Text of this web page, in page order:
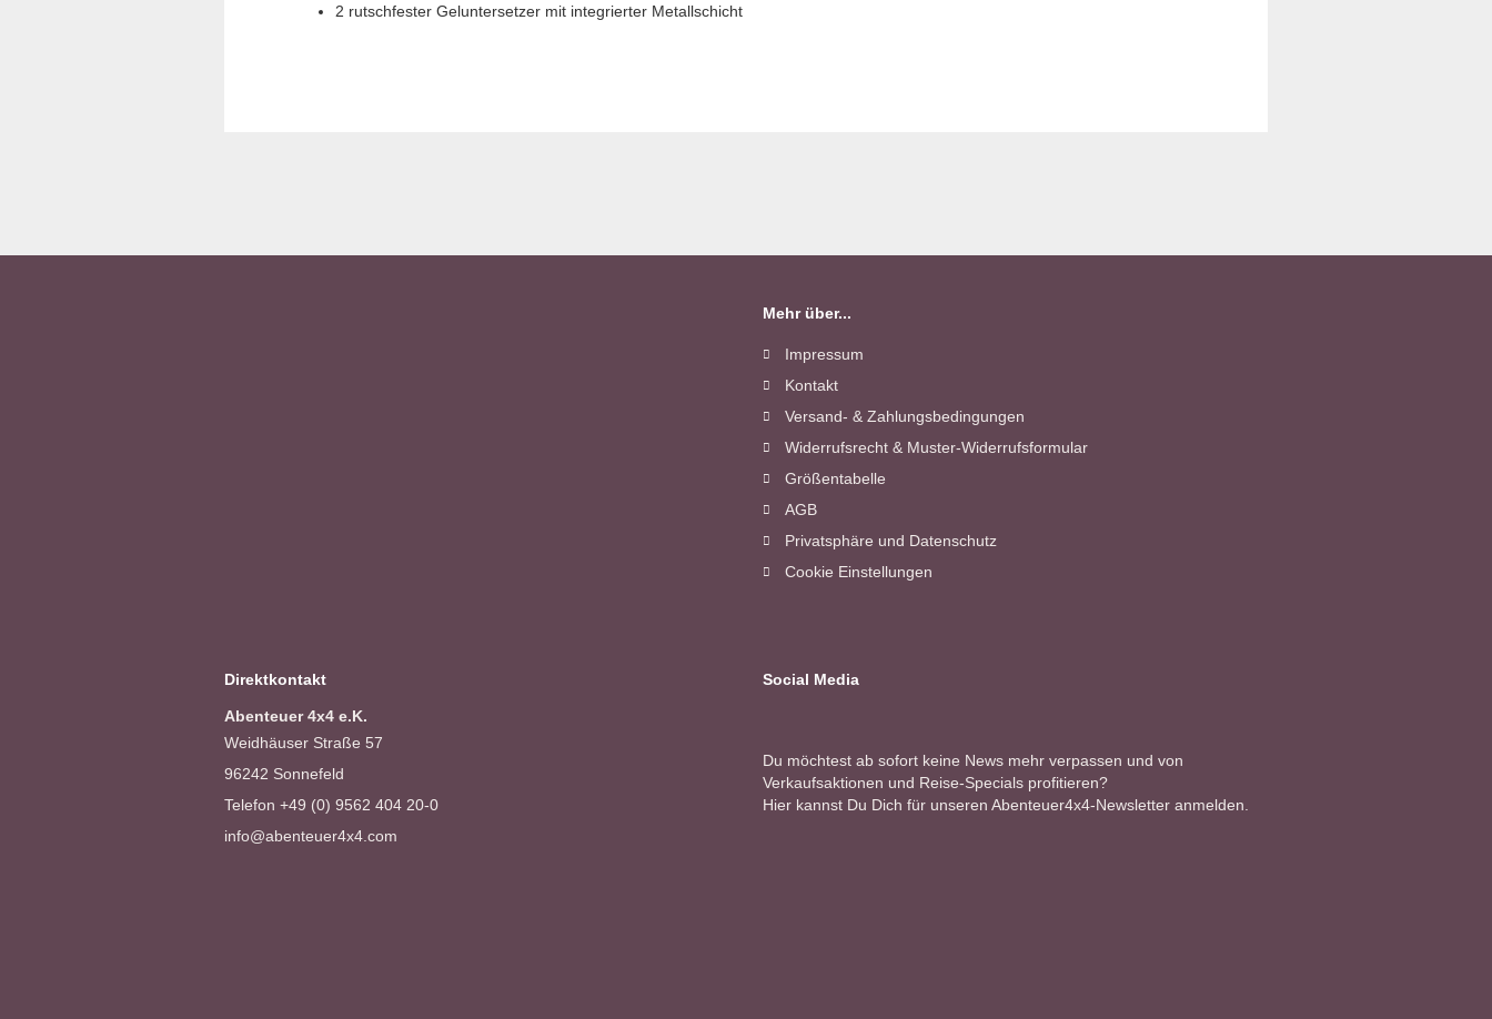
2 rutschfester Geluntersetzer mit integrierter Metallschicht
Mehr über...
Impressum
Kontakt
Versand- & Zahlungsbedingungen
Widerrufsrecht & Muster-Widerrufsformular
Größentabelle
AGB
Privatsphäre und Datenschutz
Cookie Einstellungen
Direktkontakt
Abenteuer 4x4 e.K.
Weidhäuser Straße 57
96242 Sonnefeld
Telefon +49 (0) 9562 404 20-0
info@abenteuer4x4.com
Social Media
Du möchtest ab sofort keine News mehr verpassen und von
Verkaufsaktionen und Reise-Specials profitieren?
Hier kannst Du Dich für unseren Abenteuer4x4-Newsletter anmelden.